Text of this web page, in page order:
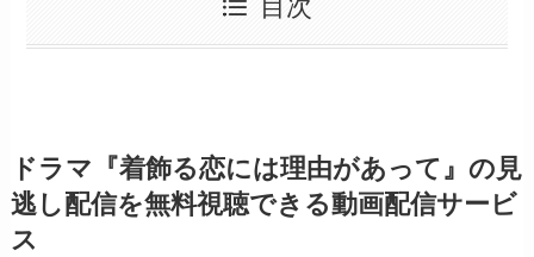
目次
ドラマ『着飾る恋には理由があって』の見
逃し配信を無料視聴できる動画配信サービ
ス